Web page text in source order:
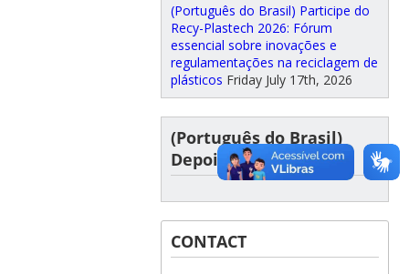
(Português do Brasil) Participe do
Recy-Plastech 2026: Fórum
essencial sobre inovações e
regulamentações na reciclagem de
plásticos Friday July 17th, 2026
(Português do Brasil)
Depoimentos
CONTACT